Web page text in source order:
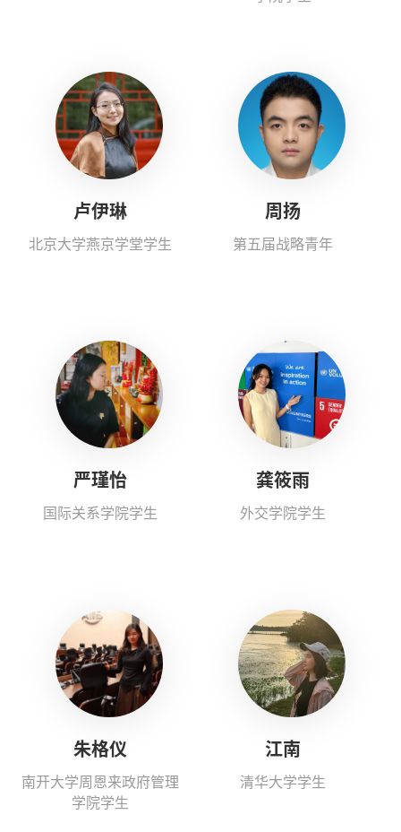
卢伊琳
北京大学燕京学堂学生
周扬
第五届战略青年
严瑾怡
国际关系学院学生
龚筱雨
外交学院学生
朱格仪
南开大学周恩来政府管理
学院学生
江南
清华大学学生